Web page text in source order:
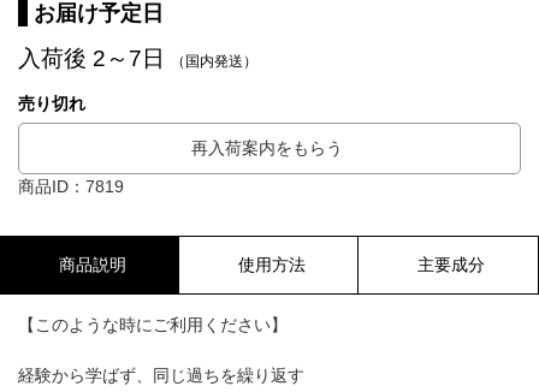
お届け予定日
入荷後 2～7日 （国内発送）
売り切れ
再入荷案内をもらう
商品ID：7819
商品説明 使用方法 主要成分
【このような時にご利用ください】
経験から学ばず、同じ過ちを繰り返す